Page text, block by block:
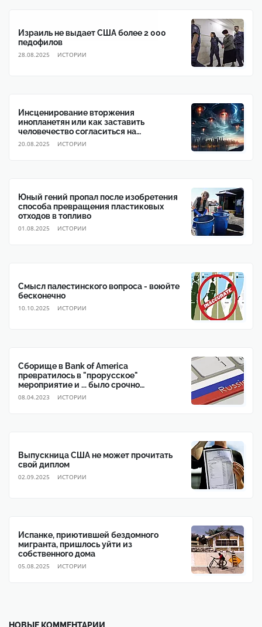
Израиль не выдает США более 2 000
педофилов
28.08.2025 ИСТОРИИ
Инсценирование вторжения
инопланетян или как заставить
человечество согласиться на
глобальное правительство
20.08.2025 ИСТОРИИ
Юный гений пропал после изобретения
способа превращения пластиковых
отходов в топливо
01.08.2025 ИСТОРИИ
Смысл палестинского вопроса - воюйте
бесконечно
10.10.2025 ИСТОРИИ
Сборище в Bank of America
превратилось в "прорусское"
мероприятие и ... было срочно
прекращено
08.04.2023 ИСТОРИИ
Выпускница США не может прочитать
свой диплом
02.09.2025 ИСТОРИИ
Испанке, приютившей бездомного
мигранта, пришлось уйти из
собственного дома
05.08.2025 ИСТОРИИ